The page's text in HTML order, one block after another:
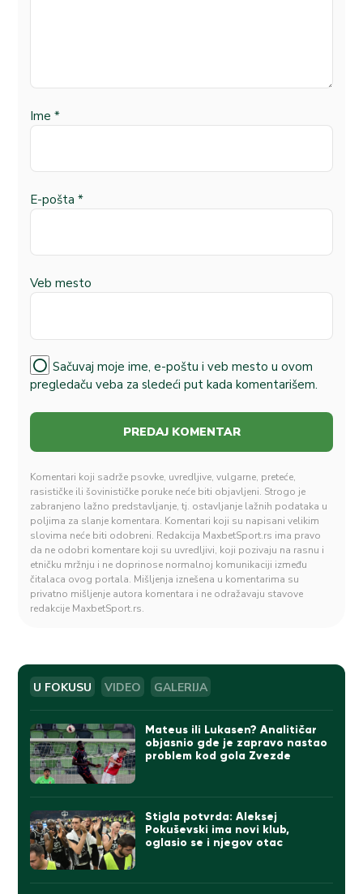
Ime *
E-pošta *
Veb mesto
Sačuvaj moje ime, e-poštu i veb mesto u ovom
pregledaču veba za sledeći put kada komentarišem.
Komentari koji sadrže psovke, uvredljive, vulgarne, preteće,
rasističke ili šovinističke poruke neće biti objavljeni. Strogo je
zabranjeno lažno predstavljanje, tj. ostavljanje lažnih podataka u
poljima za slanje komentara. Komentari koji su napisani velikim
slovima neće biti odobreni. Redakcija MaxbetSport.rs ima pravo
da ne odobri komentare koji su uvredljivi, koji pozivaju na rasnu i
etničku mržnju i ne doprinose normalnoj komunikaciji između
čitalaca ovog portala. Mišljenja iznešena u komentarima su
privatno mišljenje autora komentara i ne odražavaju stavove
redakcije MaxbetSport.rs.
U FOKUSU VIDEO GALERIJA
Mateus ili Lukasen? Analitičar
objasnio gde je zapravo nastao
problem kod gola Zvezde
Stigla potvrda: Aleksej
Pokuševski ima novi klub,
oglasio se i njegov otac